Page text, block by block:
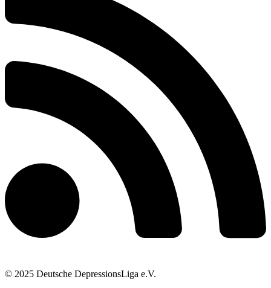
© 2025 Deutsche DepressionsLiga e.V.